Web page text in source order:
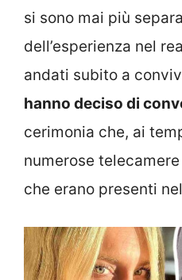
si sono mai più
dell’esperienza nel
andati subito a
hanno deciso di
cerimonia che, ai
numerose
che erano presenti